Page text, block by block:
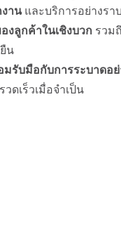
านและบริการอย่างรา
งลูกค้าในเชิงบวก รวม
น
มรับมือกับการระบาดอย่
ดเร็วเมื่อจําเป็น